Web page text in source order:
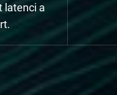
latenci a